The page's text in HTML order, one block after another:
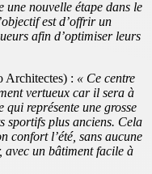
une nouvelle étape dans le
est d’offrir un
afin d’optimiser leurs
Architectes) : « Ce centre
vertueux car il sera à
représente une grosse
sportifs plus anciens. Cela
confort l’été, sans aucune
avec un bâtiment facile à